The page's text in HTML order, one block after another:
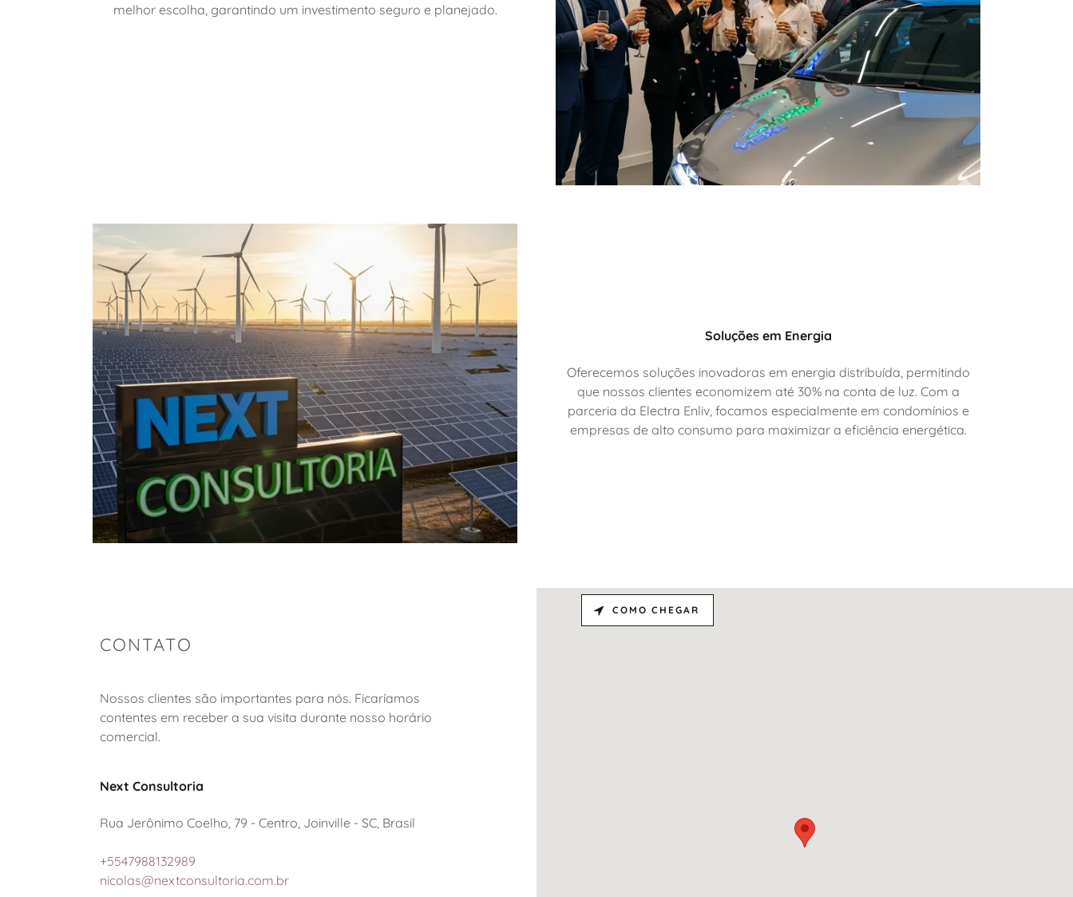
melhor escolha, garantindo um investimento seguro e planejado.
Soluções em Energia
Oferecemos soluções inovadoras em energia distribuída, permitindo
que nossos clientes economizem até 30% na conta de luz. Com a
parceria da Electra Enliv, focamos especialmente em condomínios e
empresas de alto consumo para maximizar a eficiência energética.
CONTATO
Nossos clientes são importantes para nós. Ficaríamos
contentes em receber a sua visita durante nosso horário
comercial.
Next Consultoria
Rua Jerônimo Coelho, 79 - Centro, Joinville - SC, Brasil
+5547988132989
nicolas@nextconsultoria.com.br
COMO CHEGAR